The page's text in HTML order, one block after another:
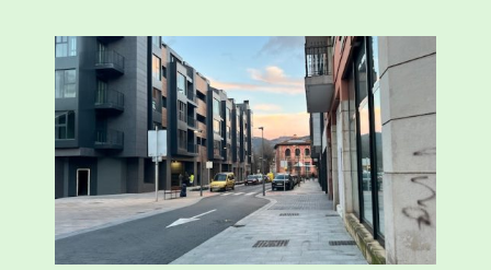
Udal etxebizitza tasatuei buruzko lehen
ordenantza izango du Durangok